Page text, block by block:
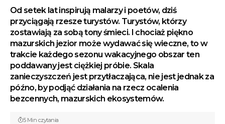
Od setek lat inspirują malarzy i poetów, dziś
przyciągają rzesze turystów. Turystów, którzy
zostawiają za sobą tony śmieci. I chociaż piękno
mazurskich jezior może wydawać się wieczne, to w
trakcie każdego sezonu wakacyjnego obszar ten
poddawany jest ciężkiej próbie. Skala
zanieczyszczeń jest przytłaczająca, nie jest jednak za
późno, by podjąć działania na rzecz ocalenia
bezcennych, mazurskich ekosystemów.
5 Min czytania